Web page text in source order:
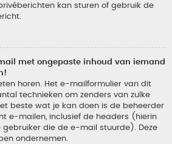
kan sturen of gebruik de
met ongepaste inhoud van iemand
horen. Het e-mailformulier van dit
technieken om zenders van zulke
beste wat je kan doen is de beheerder
e-mailen, inclusief de headers (hierin
die de e-mail stuurde). Deze
ondernemen.